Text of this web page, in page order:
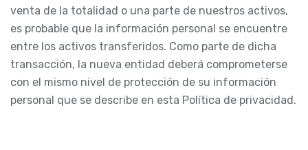
venta de la totalidad o una parte de nuestros activos,
es probable que la información personal se encuentre
entre los activos transferidos. Como parte de dicha
transacción, la nueva entidad deberá comprometerse
con el mismo nivel de protección de su información
personal que se describe en esta Política de privacidad.